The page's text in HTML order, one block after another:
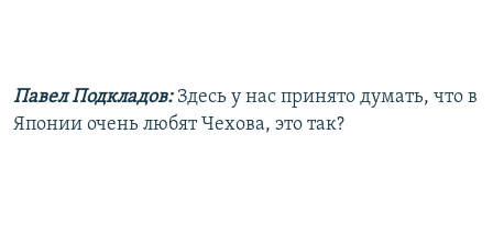
Павел Подкладов: Здесь у нас принято думать, что в
Японии очень любят Чехова, это так?